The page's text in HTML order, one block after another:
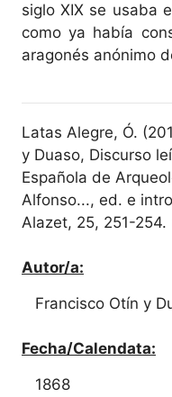
siglo XIX se usaba
como ya había
aragonés anónimo
Latas Alegre, Ó.
y Duaso, Discurso
Española de
Alfonso..., ed. e
Alazet, 25, 251-254.
Autor/a:
Francisco Otín y
Fecha/Calendata:
1868